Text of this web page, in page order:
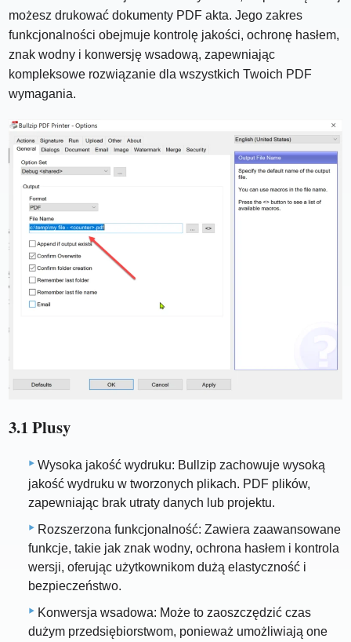
możesz drukować dokumenty PDF akta. Jego zakres
funkcjonalności obejmuje kontrolę jakości, ochronę hasłem,
znak wodny i konwersję wsadową, zapewniając
kompleksowe rozwiązanie dla wszystkich Twoich PDF
wymagania.
3.1 Plusy
Wysoka jakość wydruku: Bullzip zachowuje wysoką
jakość wydruku w tworzonych plikach. PDF plików,
zapewniając brak utraty danych lub projektu.
Rozszerzona funkcjonalność: Zawiera zaawansowane
funkcje, takie jak znak wodny, ochrona hasłem i kontrola
wersji, oferując użytkownikom dużą elastyczność i
bezpieczeństwo.
Konwersja wsadowa: Może to zaoszczędzić czas
dużym przedsiębiorstwom, ponieważ umożliwiają one